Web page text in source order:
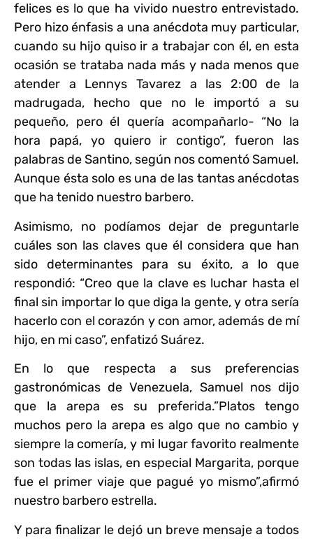
felices es lo que ha vivido nuestro entrevistado.
Pero hizo énfasis a una anécdota muy particular,
cuando su hijo quiso ir a trabajar con él, en esta
ocasión se trataba nada más y nada menos que
atender a Lennys Tavarez a las 2:00 de la
madrugada, hecho que no le importó a su
pequeño, pero él quería acompañarlo- “No la
hora papá, yo quiero ir contigo”, fueron las
palabras de Santino, según nos comentó Samuel.
Aunque ésta solo es una de las tantas anécdotas
que ha tenido nuestro barbero.
Asimismo, no podíamos dejar de preguntarle
cuáles son las claves que él considera que han
sido determinantes para su éxito, a lo que
respondió: “Creo que la clave es luchar hasta el
final sin importar lo que diga la gente, y otra sería
hacerlo con el corazón y con amor, además de mí
hijo, en mi caso”, enfatizó Suárez.
En lo que respecta a sus preferencias
gastronómicas de Venezuela, Samuel nos dijo
que la arepa es su preferida.”Platos tengo
muchos pero la arepa es algo que no cambio y
siempre la comería, y mi lugar favorito realmente
son todas las islas, en especial Margarita, porque
fue el primer viaje que pagué yo mismo”,afirmó
nuestro barbero estrella.
Y para finalizar le dejó un breve mensaje a todos